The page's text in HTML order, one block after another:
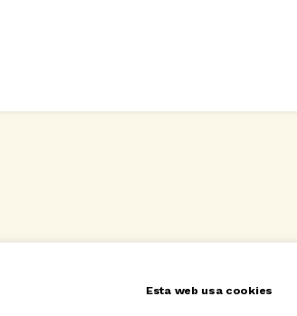
Esta web usa cookies